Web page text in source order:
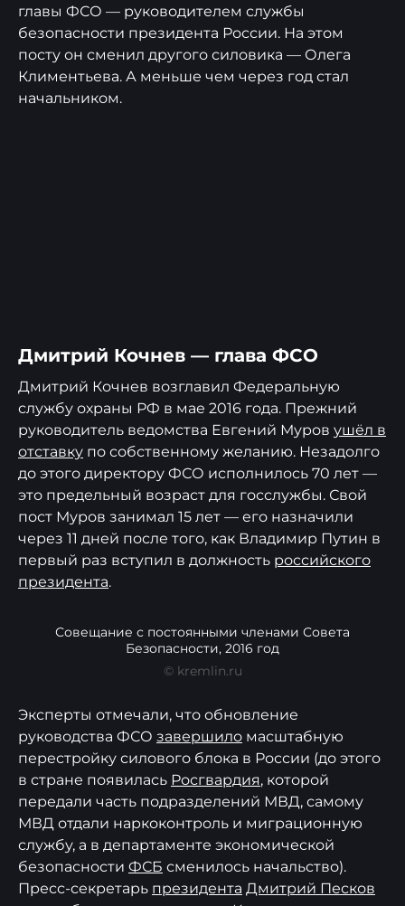
главы ФСО — руководителем службы
безопасности президента России. На этом
посту он сменил другого силовика — Олега
Климентьева. А меньше чем через год стал
начальником.
Дмитрий Кочнев — глава ФСО
Дмитрий Кочнев возглавил Федеральную
службу охраны РФ в мае 2016 года. Прежний
руководитель ведомства Евгений Муров ушёл в
отставку по собственному желанию. Незадолго
до этого директору ФСО исполнилось 70 лет —
это предельный возраст для госслужбы. Свой
пост Муров занимал 15 лет — его назначили
через 11 дней после того, как Владимир Путин в
первый раз вступил в должность российского
президента.
Совещание с постоянными членами Совета
Безопасности, 2016 год
© kremlin.ru
Эксперты отмечали, что обновление
руководства ФСО завершило масштабную
перестройку силового блока в России (до этого
в стране появилась Росгвардия, которой
передали часть подразделений МВД, самому
МВД отдали наркоконтроль и миграционную
службу, а в департаменте экономической
безопасности ФСБ сменилось начальство).
Пресс-секретарь президента Дмитрий Песков